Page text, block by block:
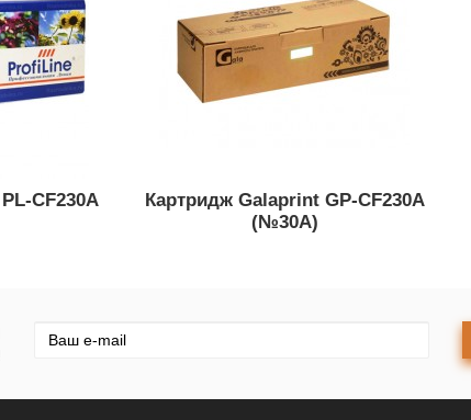
CF230A
Картридж Galaprint GP-CF230A
(№30A)